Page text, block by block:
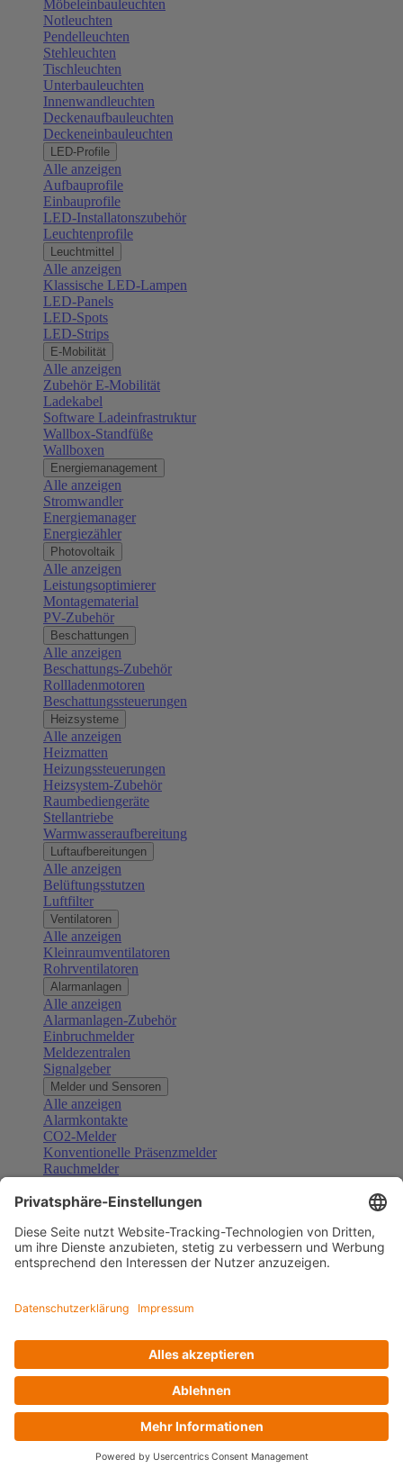
Möbeleinbauleuchten
Notleuchten
Pendelleuchten
Stehleuchten
Tischleuchten
Unterbauleuchten
Innenwandleuchten
Deckenaufbauleuchten
Deckeneinbauleuchten
LED-Profile
Alle anzeigen
Aufbauprofile
Einbauprofile
LED-Installatonszubehör
Leuchtenprofile
Leuchtmittel
Alle anzeigen
Klassische LED-Lampen
LED-Panels
LED-Spots
LED-Strips
E-Mobilität
Alle anzeigen
Zubehör E-Mobilität
Ladekabel
Software Ladeinfrastruktur
Wallbox-Standfüße
Wallboxen
Energiemanagement
Alle anzeigen
Stromwandler
Energiemanager
Energiezähler
Photovoltaik
Alle anzeigen
Leistungsoptimierer
Montagematerial
PV-Zubehör
Beschattungen
Alle anzeigen
Beschattungs-Zubehör
Rollladenmotoren
Beschattungssteuerungen
Heizsysteme
Alle anzeigen
Heizmatten
Heizungssteuerungen
Heizsystem-Zubehör
Raumbediengeräte
Stellantriebe
Warmwasseraufbereitung
Luftaufbereitungen
Alle anzeigen
Belüftungsstutzen
Luftfilter
Ventilatoren
Alle anzeigen
Kleinraumventilatoren
Rohrventilatoren
Alarmanlagen
Alle anzeigen
Alarmanlagen-Zubehör
Einbruchmelder
Meldezentralen
Signalgeber
Melder und Sensoren
Alle anzeigen
Alarmkontakte
CO2-Melder
Konventionelle Präsenzmelder
Rauchmelder
Gefahrenmelder
Türsprechanlagen
Alle anzeigen
Außenstationen
Klingeltaster und Gongs
Sprechanlagen-Sets
Zubehör Türkommunikation
Videoüberwachung
Zubehör Videoüberwachung
Alle anzeigen